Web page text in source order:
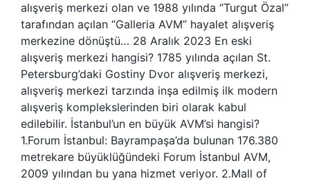
alışveriş merkezi olan ve 1988 yılında “Turgut Özal”
tarafından açılan “Galleria AVM” hayalet alışveriş
merkezine dönüştü… 28 Aralık 2023 En eski
alışveriş merkezi hangisi? 1785 yılında açılan St.
Petersburg’daki Gostiny Dvor alışveriş merkezi,
alışveriş merkezi tarzında inşa edilmiş ilk modern
alışveriş komplekslerinden biri olarak kabul
edilebilir. İstanbul’un en büyük AVM’si hangisi?
1.Forum İstanbul: Bayrampaşa’da bulunan 176.380
metrekare büyüklüğündeki Forum İstanbul AVM,
2009 yılından bu yana hizmet veriyor. 2.Mall of